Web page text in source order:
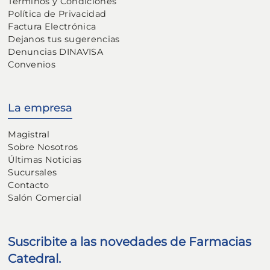
Política de Privacidad
Factura Electrónica
Dejanos tus sugerencias
Denuncias DINAVISA
Convenios
La empresa
Magistral
Sobre Nosotros
Últimas Noticias
Sucursales
Contacto
Salón Comercial
Suscribite a las novedades de Farmacias
Catedral.